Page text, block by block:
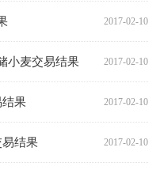
2017-02-10
小麦交易结果 2017-02-10
结果 2017-02-10
易结果 2017-02-10